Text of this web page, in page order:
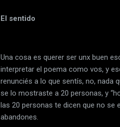
El sentido
Una cosa es querer ser unx buen
interpretar el poema como vos, y
renunciés a lo que sentís, no, nada
se lo mostraste a 20 personas, y
las 20 personas te dicen que no se
abandones.